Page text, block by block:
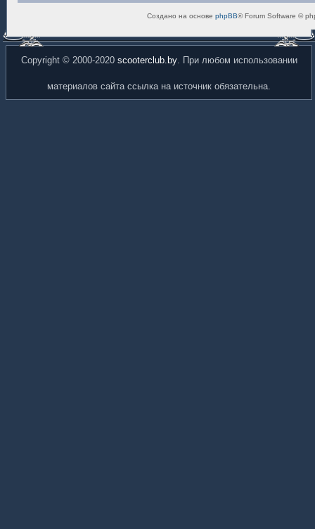
Создано на основе phpBB® Forum Software ©
Copyright © 2000-2020 scooterclub.by. При любом использовании
материалов сайта ссылка на источник обязательна.